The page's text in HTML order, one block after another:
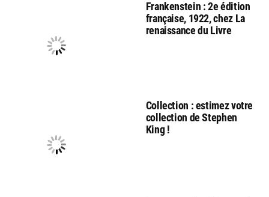
Frankenstein : 2e édition
française, 1922, chez La
renaissance du Livre
Collection : estimez votre
collection de Stephen
King !